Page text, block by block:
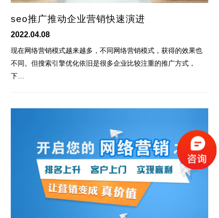
seo推广推动企业营销快速演进
2022.04.08
现在网络营销模式越来越多，不同网络营销模式，获得的效果也
不同。但搜索引擎优化依旧是很多企业比较注重的推广方式，
下…